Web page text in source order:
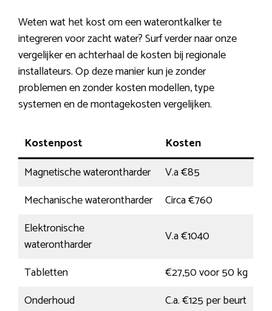
Weten wat het kost om een waterontkalker te
integreren voor zacht water? Surf verder naar onze
vergelijker en achterhaal de kosten bij regionale
installateurs. Op deze manier kun je zonder
problemen en zonder kosten modellen, type
systemen en de montagekosten vergelijken.
Kostenpost
Kosten
Magnetische waterontharder
V.a €85
Mechanische waterontharder
Circa €760
Elektronische
waterontharder
V.a €1040
Tabletten
€27,50 voor 50 kg
Onderhoud
C.a. €125 per beurt